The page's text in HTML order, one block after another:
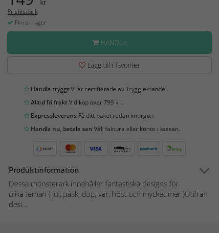
kr
Prishistorik
Finns i lager
HANDLA
Lägg till i favoriter
Handla tryggtVi är certifierade av Trygg e-handel.
Alltid fri fraktVid köp över 799 kr.
Expressleverans Få ditt paket redan imorgon.
Handla nu, betala sen Välj faktura eller konto i kassan.
Produktinformation
Dessa mönsterark innehåller fantastiska designs för
olika teman ( jul, påsk, dop, vår, höst och mycket mer )Utifrån
desi...